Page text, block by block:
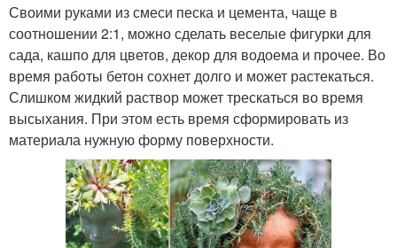
Своими руками из смеси песка и цемента, чаще в
соотношении 2:1, можно сделать веселые фигурки для
сада, кашпо для цветов, декор для водоема и прочее. Во
время работы бетон сохнет долго и может растекаться.
Слишком жидкий раствор может трескаться во время
высыхания. При этом есть время сформировать из
материала нужную форму поверхности.